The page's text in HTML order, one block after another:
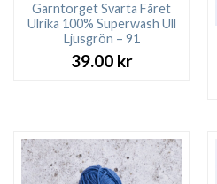
Garntorget Svarta Fåret
Ulrika 100% Superwash Ull
Ljusgrön – 91
39.00 kr